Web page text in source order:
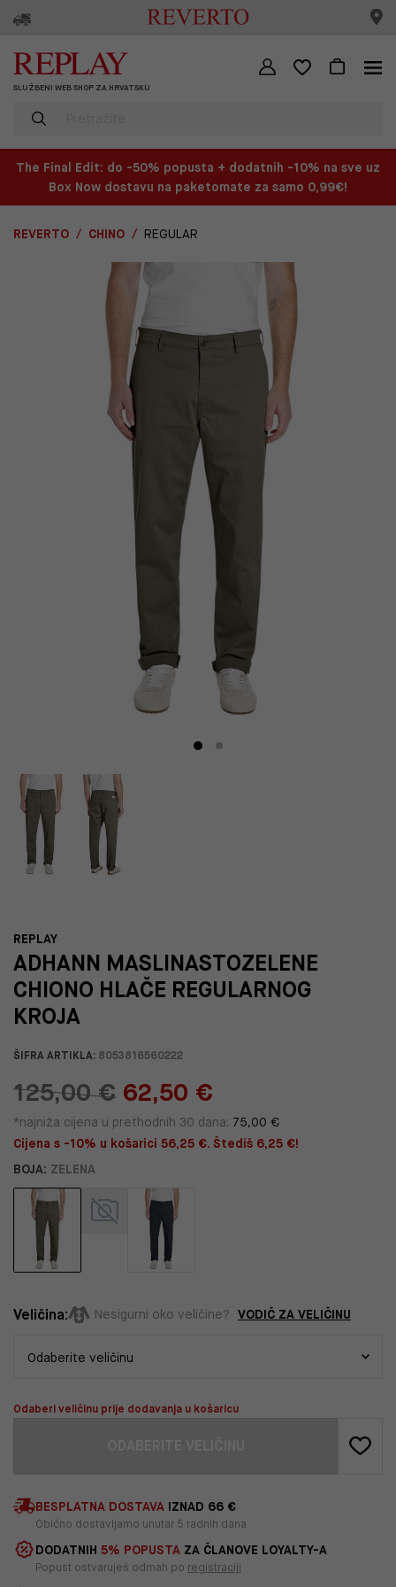
SLUŽBENI WEB SHOP ZA HRVATSKU
The Final Edit: do -50% popusta + dodatnih -10% na sve uz
Box Now dostavu na paketomate za samo 0,99€!
REVERTO CHINO REGULAR
REPLAY
ADHANN MASLINASTOZELENE
CHIONO HLAČE REGULARNOG
KROJA
ŠIFRA ARTIKLA: 8053816560222
125,00 € 62,50 €
*najniža cijena u prethodnih 30 dana: 75,00 €
Cijena s -10% u košarici 56,25 €. Štediš 6,25 €!
BOJA: ZELENA
Veličina: Nesigurni oko veličine? VODIČ ZA VELIČINU
Odaberi veličinu prije dodavanja u košaricu
BESPLATNA DOSTAVA IZNAD 66 €
Obično dostavljamo unutar 5 radnih dana
DODATNIH 5% POPUSTA ZA ČLANOVE LOYALTY-A
Popust ostvaruješ odmah po registraciji